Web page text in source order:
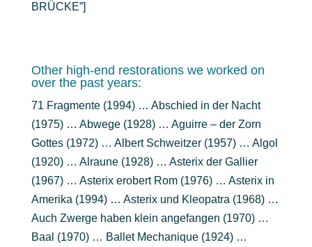
BRÜCKE”]
Other high-end restorations we worked on
over the past years:
71 Fragmente (1994) … Abschied in der Nacht
(1975) … Abwege (1928) … Aguirre – der Zorn
Gottes (1972) … Albert Schweitzer (1957) … Algol
(1920) … Alraune (1928) … Asterix der Gallier
(1967) … Asterix erobert Rom (1976) … Asterix in
Amerika (1994) … Asterix und Kleopatra (1968) …
Auch Zwerge haben klein angefangen (1970) …
Baal (1970) … Ballet Mechanique (1924) …